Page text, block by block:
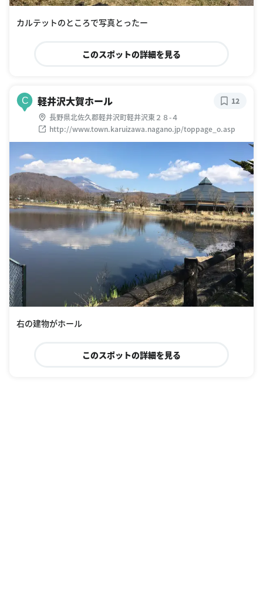
カルテットのところで写真とったー
このスポットの詳細を見る
C 軽井沢大賀ホール
長野県北佐久郡軽井沢町軽井沢東２８-４
http://www.town.karuizawa.nagano.jp/toppage_o.asp
12
右の建物がホール
このスポットの詳細を見る